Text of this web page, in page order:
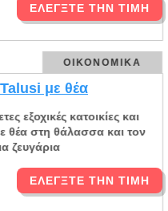
ΕΛΈΓΞΤΕ ΤΗΝ ΤΙΜΉ
ΟΙΚΟΝΟΜΙΚΆ
με θέα
εξοχικές κατοικίες και
θέα στη θάλασσα και τον
ζευγάρια
ΕΛΈΓΞΤΕ ΤΗΝ ΤΙΜΉ